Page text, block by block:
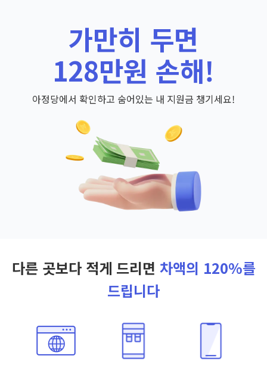
가만히 두면
128만원 손해!
아정당에서 확인하고 숨어있는 내 지원금 챙기세요!
다른 곳보다 적게 드리면 차액의 120%를
드립니다